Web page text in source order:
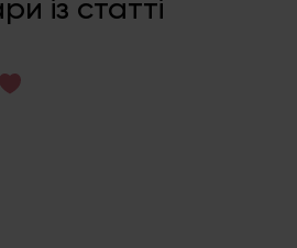
із статті